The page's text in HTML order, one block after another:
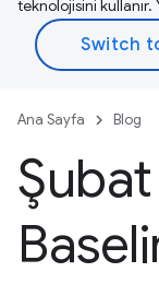
teknolojisini
Ana Sayfa Blog